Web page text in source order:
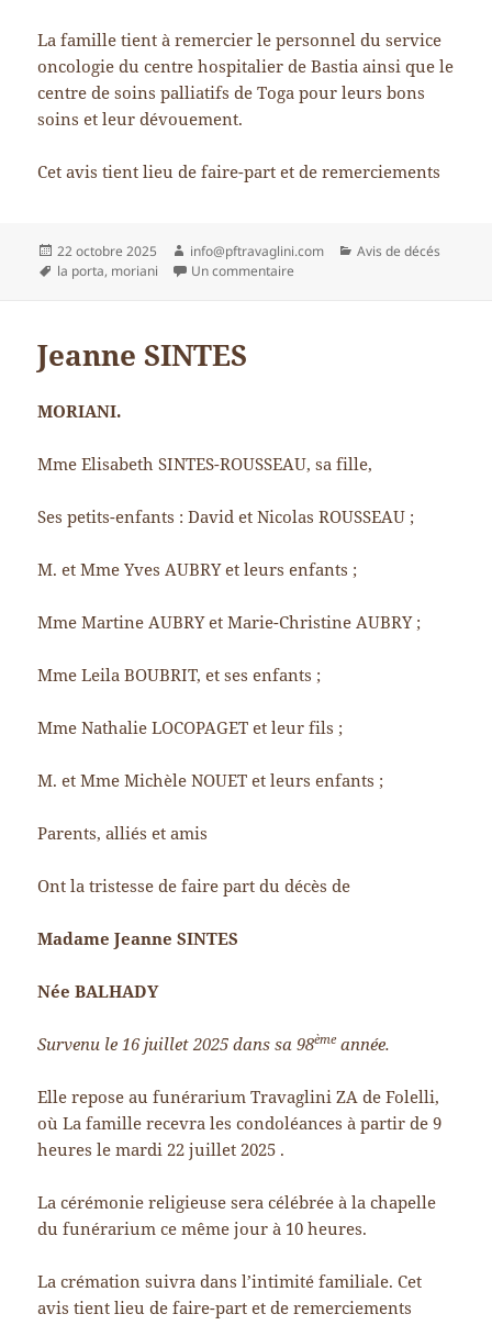
La famille tient à remercier le personnel du service
oncologie du centre hospitalier de Bastia ainsi que le
centre de soins palliatifs de Toga pour leurs bons
soins et leur dévouement.
Cet avis tient lieu de faire-part et de remerciements
Publié
le
22 octobre 2025 Auteur
info@pftravaglini.com Catégories
Avis de décés
Mots-
la porta, moriani Un commentaire
Jeanne SINTES
MORIANI.
Mme Elisabeth SINTES-ROUSSEAU, sa fille,
Ses petits-enfants : David et Nicolas ROUSSEAU ;
M. et Mme Yves AUBRY et leurs enfants ;
Mme Martine AUBRY et Marie-Christine AUBRY ;
Mme Leila BOUBRIT, et ses enfants ;
Mme Nathalie LOCOPAGET et leur fils ;
M. et Mme Michèle NOUET et leurs enfants ;
Parents, alliés et amis
Ont la tristesse de faire part du décès de
Madame Jeanne SINTES
Née BALHADY
Survenu le 16 juillet 2025 dans sa 98ème année.
Elle repose au funérarium Travaglini ZA de Folelli,
où La famille recevra les condoléances à partir de 9
heures le mardi 22 juillet 2025 .
La cérémonie religieuse sera célébrée à la chapelle
du funérarium ce même jour à 10 heures.
La crémation suivra dans l’intimité familiale. Cet
avis tient lieu de faire-part et de remerciements